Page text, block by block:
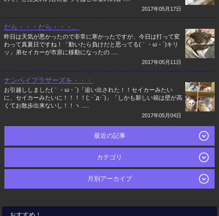
2017年05月17日
だら・・・だら・・・。
昨日は天気が悪かったので非常に寒かったですが、今日は打って変
わって真夏日ですね！「動いたら負けだと思ってる(｀・ω・´)キリ
ッ」弟セイカーが市原に移動になったの .....
2017年05月11日
ナンベイブラザーズを・・・
お引越ししました(｀・ω・´)「追い出された！！セイカーみたい
に、セイカーみたいに！！！！(; ･`д･´)」「しかも新しい箱は壁が高
くてお散歩出来ないし！！ヽ .....
2017年05月04日
最近の記事
カテゴリ
月別アーカイブ